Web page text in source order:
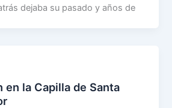
dejaba su pasado y años de
en la Capilla de Santa